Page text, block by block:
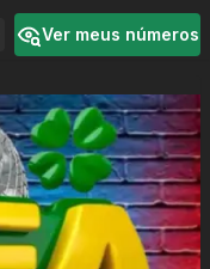
Ver meus números